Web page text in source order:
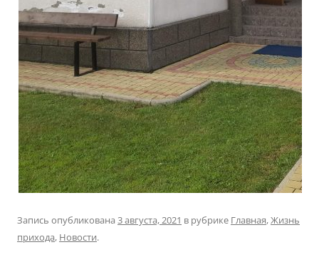
Запись опубликована 3 августа, 2021 в рубрике Главная,Жизнь
прихода, Новости.